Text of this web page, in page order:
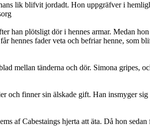
lik blifvit jordadt. Hon uppgräfver i
plötsligt dör i hennes armar. Medan
hennes fader veta och befriar henne, som
mellan tänderna och dör. Simona gripes,
finner sin älskade gift. Han insmyger
Cabestaings hjerta att äta. Då hon